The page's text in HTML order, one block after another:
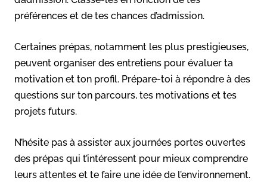
préférences et de tes chances d’admission.
Certaines prépas, notamment les plus prestigieuses,
peuvent organiser des entretiens pour évaluer ta
motivation et ton profil. Prépare-toi à répondre à des
questions sur ton parcours, tes motivations et tes
projets futurs.
N’hésite pas à assister aux journées portes ouvertes
des prépas qui t’intéressent pour mieux comprendre
leurs attentes et te faire une idée de l’environnement.